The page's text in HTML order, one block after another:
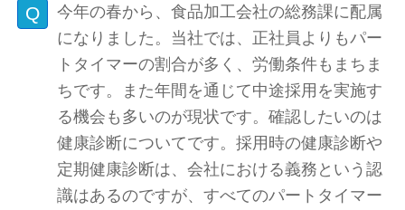
今年の春から、食品加工会社の総務課に配属
になりました。当社では、正社員よりもパー
トタイマーの割合が多く、労働条件もまちま
ちです。また年間を通じて中途採用を実施す
る機会も多いのが現状です。確認したいのは
健康診断についてです。採用時の健康診断や
定期健康診断は、会社における義務という認
識はあるのですが、すべてのパートタイマー